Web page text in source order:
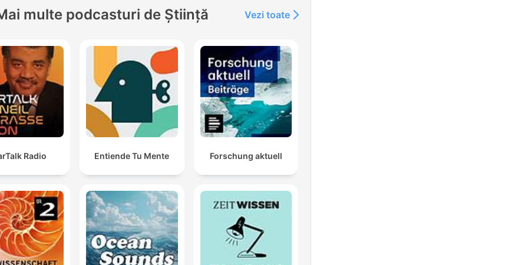
multe podcasturi de Știință Vezi toate
Radio Entiende Tu Mente Forschung aktuell